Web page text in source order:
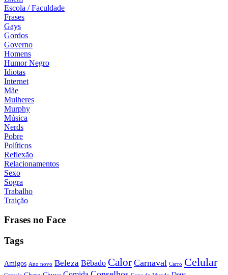
Escola / Faculdade
Frases
Gays
Gordos
Governo
Homens
Humor Negro
Idiotas
Internet
Mãe
Mulheres
Murphy
Música
Nerds
Pobre
Políticos
Reflexão
Relacionamentos
Sexo
Sogra
Trabalho
Traição
Frases no Face
Tags
Amigos Ano novo Beleza Bêbado Calor Carnaval Carro Celular